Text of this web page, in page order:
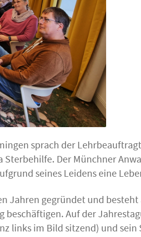
sprach der
Der Münchner
seines Leidens eine
Jahren gegründet und
Auf der
links im Bild sitzend) und